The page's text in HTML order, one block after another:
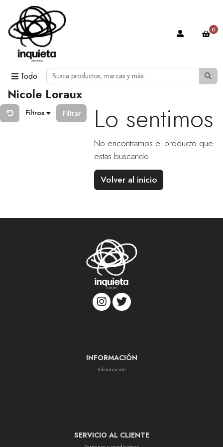
Todo
0
Nicole Loraux
Filtros Filtrar Lo sentimos
No encontramos el producto que
estas buscando
Volver al inicio
INFORMACIÓN
Información
SERVICIO AL CLIENTE